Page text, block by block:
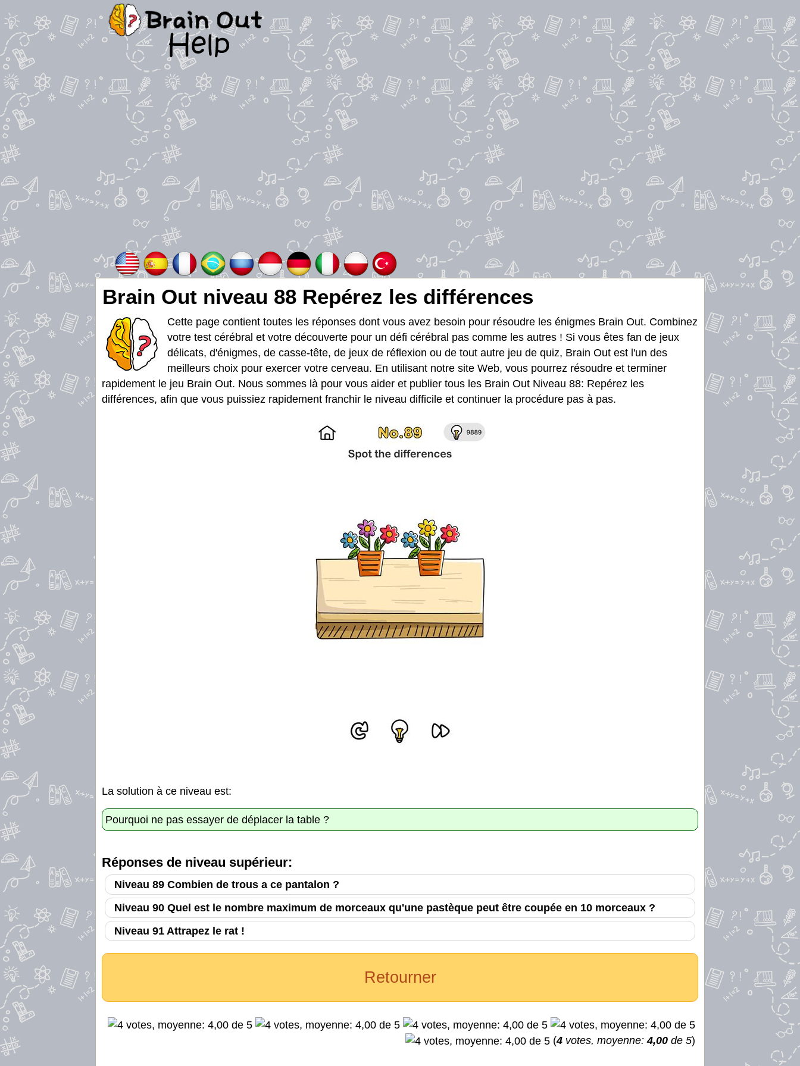
Brain Out niveau 88 Repérez les différences
Cette page contient toutes les réponses dont vous avez besoin pour résoudre les énigmes Brain Out. Combinez
votre test cérébral et votre découverte pour un défi cérébral pas comme les autres ! Si vous êtes fan de jeux
délicats, d'énigmes, de casse-tête, de jeux de réflexion ou de tout autre jeu de quiz, Brain Out est l'un des
meilleurs choix pour exercer votre cerveau. En utilisant notre site Web, vous pourrez résoudre et terminer
rapidement le jeu Brain Out. Nous sommes là pour vous aider et publier tous les Brain Out Niveau 88: Repérez les
différences, afin que vous puissiez rapidement franchir le niveau difficile et continuer la procédure pas à pas.
La solution à ce niveau est:
Pourquoi ne pas essayer de déplacer la table ?
Réponses de niveau supérieur:
Niveau 89 Combien de trous a ce pantalon ?
Niveau 90 Quel est le nombre maximum de morceaux qu'une pastèque peut être coupée en 10 morceaux ?
Niveau 91 Attrapez le rat !
Retourner
(4 votes, moyenne:4,00 de 5)